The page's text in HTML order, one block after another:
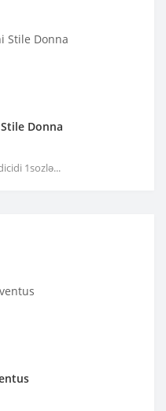
Donna
1sozlə...